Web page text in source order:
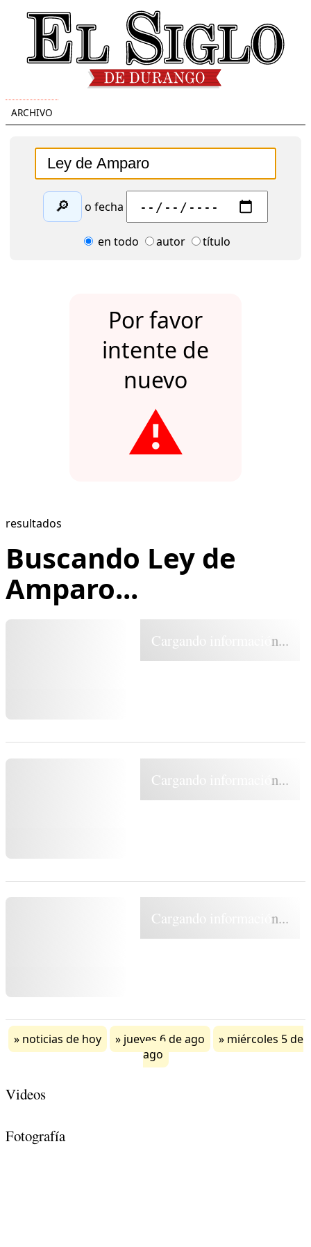
ARCHIVO
🔎 o fecha
en todo autor título
Por favor
intente de
nuevo
⚠️
resultados
Buscando Ley de
Amparo...
Cargando información...
Cargando información...
Cargando información...
noticias de hoy jueves 6 de ago
miércoles 5 de
ago
Videos
Fotografía